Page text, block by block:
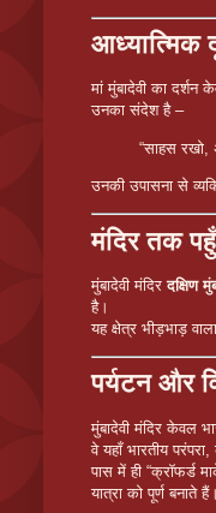
आध्यात्मिक
मां मुंबादेवी का दर्शन
उनका संदेश है –
“साहस रखो,
उनकी उपासना से
मंदिर तक
मुंबादेवी मंदिरदक्षिण
है।
यह क्षेत्र भीड़भाड़
पर्यटन और
मुंबादेवी मंदिर केवल
वे यहाँ भारतीय
पास में ही “क्रॉफर्ड
यात्रा को पूर्ण बनाते हैं।